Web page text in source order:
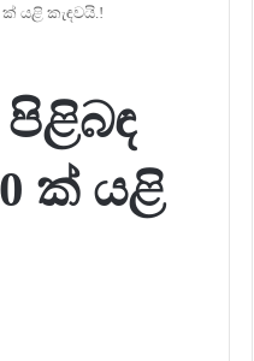
ක් යළි කැඳවයි.!
ක් යළි